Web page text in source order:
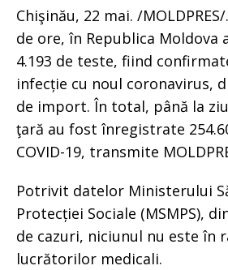
Chişinău, 22 mai. /
de ore, în Republica Moldova
4.193 de teste, fiind
infecție cu noul coronavirus,
de import. În total, până la
ţară au fost înregistrate
COVID-19, transmite
Potrivit datelor Ministerului
Protecției Sociale (MSMPS),
de cazuri, niciunul nu este în
lucrătorilor medicali.